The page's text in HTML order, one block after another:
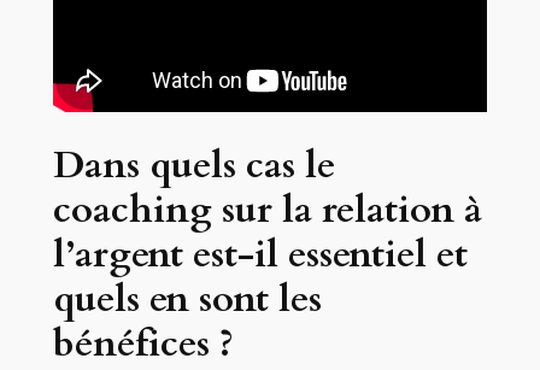
Dans quels cas le
coaching sur la relation à
l’argent est-il essentiel et
quels en sont les
bénéfices ?